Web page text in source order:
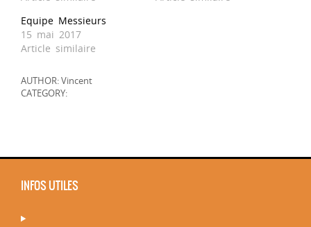
Equipe Messieurs
15 mai 2017
Article similaire
AUTHOR: Vincent
CATEGORY:
INFOS UTILES